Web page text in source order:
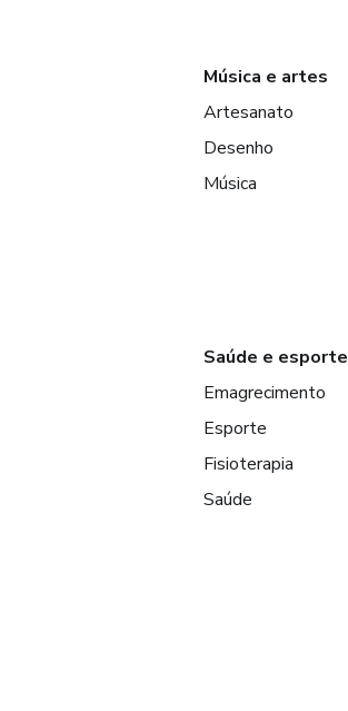
Música e artes
Artesanato
Desenho
Música
Saúde e esporte
Emagrecimento
Esporte
Fisioterapia
Saúde